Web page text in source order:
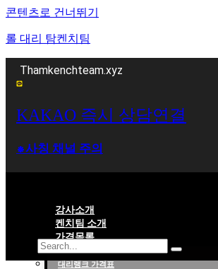
콘텐츠로 건너뛰기
롤 대리 탐켄치팀
Thamkenchteam.xyz
KAKAO 즉시 상담연결
⁕사칭 채널 주의
강사소개
켄치팀 소개
가격목록
대리랭크 가격표